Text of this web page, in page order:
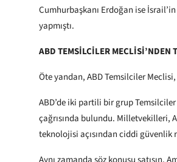
Cumhurbaşkanı Erdoğan ise
yapmıştı.
ABD TEMSİLCİLER MECLİSİ’NDEN
Öte yandan, ABD Temsilciler Meclisi,
ABD’de iki partili bir grup Temsilciler
çağrısında bulundu. Milletvekilleri,
teknolojisi açısından ciddi